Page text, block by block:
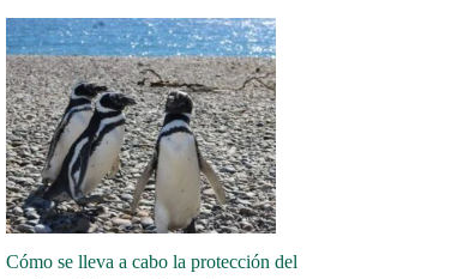
Cómo se lleva a cabo la protección del